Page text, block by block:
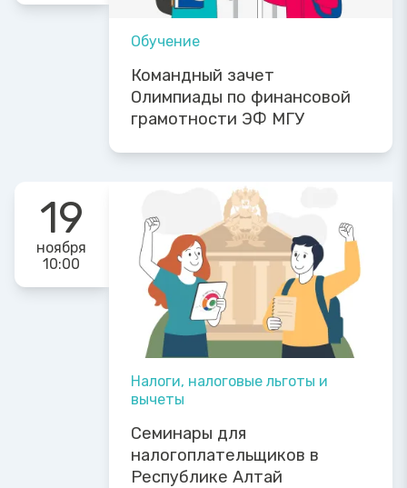
Обучение
Командный зачет
Олимпиады по финансовой
грамотности ЭФ МГУ
19
ноября
10:00
Налоги, налоговые льготы и
вычеты
Семинары для
налогоплательщиков в
Республике Алтай